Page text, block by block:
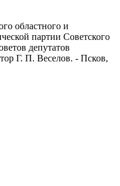
областного и
партии Советского
депутатов
Г. П. Веселов. - Псков,